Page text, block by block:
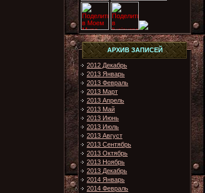
АРХИВ ЗАПИСЕЙ
2012 Декабрь
2013 Январь
2013 Февраль
2013 Март
2013 Апрель
2013 Май
2013 Июнь
2013 Июль
2013 Август
2013 Сентябрь
2013 Октябрь
2013 Ноябрь
2013 Декабрь
2014 Январь
2014 Февраль